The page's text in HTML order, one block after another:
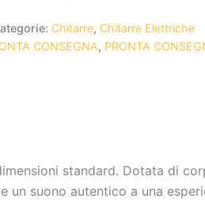
Chitarre, Chitarre Elettriche
CONSEGNA, PRONTA
standard. Dotata di
suono autentico a una